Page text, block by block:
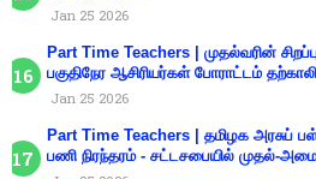
Jan 25 2026
Part Time Teachers | முதல்வரின்
பகுதிநேர ஆசிரியர்கள் போராட்டம்
Jan 25 2026
Part Time Teachers | தமிழக அரசுப்
பணி நிரந்தரம் - சட்டசபையில் முதல்-